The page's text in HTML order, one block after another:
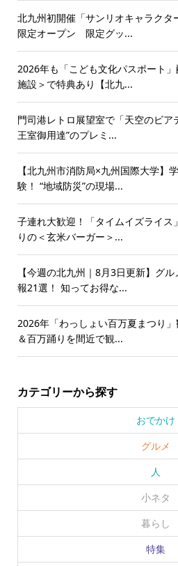
北九州初開催「サンリオキャラクタ
限定オープン 限定グッ...
2026年も「こども文化パスポート
施設＞で特典あり【北九...
門司港レトロ展望室で「天空のビ
王室御用達”のプレミ...
【北九州市消防局×九州国際大学】
験！ “地域防災”の現場...
子連れ大歓迎！「タイムイズライ
りの＜玄米バーガー＞...
【今週の北九州｜8月3日更新】グ
報21選！ 知ってお得な...
2026年「わっしょい百万夏まつり
＆百万踊りを間近で観...
カテゴリーから探す
おでかけ
グルメ
人
小ネタ
暮らし
特集